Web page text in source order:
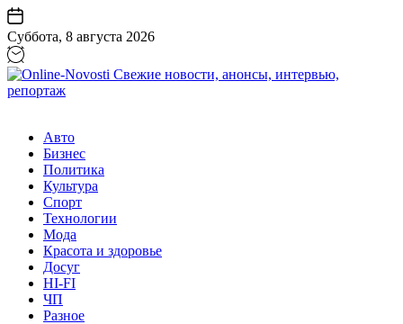
Перейти
к
содержанию
Суббота, 8 августа 2026
Свежие
новости,
анонсы,
интервью,
репортаж
Авто
Бизнес
Политика
Культура
Спорт
Технологии
Мода
Красота и здоровье
Досуг
HI-FI
ЧП
Разное